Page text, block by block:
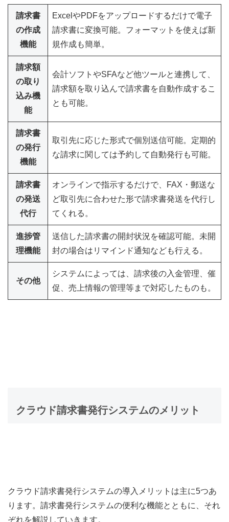
請求書
の作成
機能
ExcelやPDFをアップロードするだけで電子
請求書に変換可能。フォーマットを使えば新
規作成も簡単。
請求額
の取り
込み機
能
会計ソフトやSFAなど他ツールと連携して、
請求額を取り込んで請求書を自動作成するこ
とも可能。
請求書
の発行
機能
取引先に応じた形式で個別送信可能。定期的
な請求に関しては予約して自動発行も可能。
請求書
の発送
代行
オンラインで指示するだけで、FAX・郵送な
ど取引先に合わせた形で請求書発送を代行し
てくれる。
進捗管
理機能
送信した請求書の開封状況を確認可能。未開
封の場合はリマインド通知なども行える。
その他
システムによっては、請求後の入金管理、催
促、売上情報の管理等まで対応したものも。
クラウド請求書発行システムのメリット
クラウド請求書発行システムの導入メリットは主に5つあ
ります。請求書発行システムの便利な機能とともに、それ
ぞれを解説していきます。